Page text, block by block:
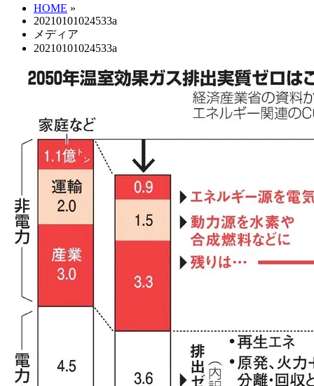
HOME »
20210101024533a
メディア
20210101024533a